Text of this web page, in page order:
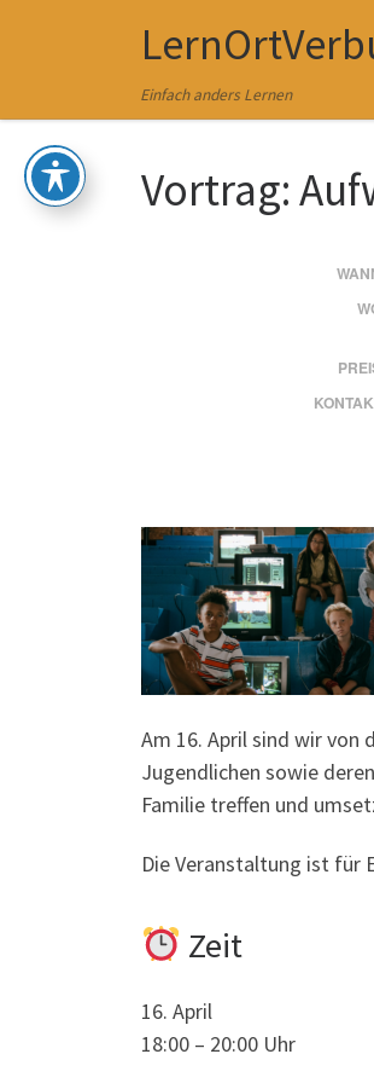
Zum Inhalt springen
Einfach anders Lernen
Vortrag:
Am 16. April sind wir von
Jugendlichen sowie
Familie treffen und
Die Veranstaltung ist für
Zeit
16. April
18:00 – 20:00 Uhr